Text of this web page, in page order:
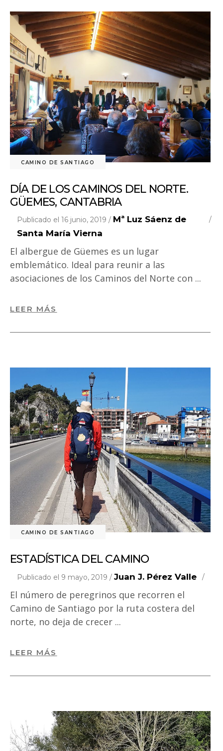
CAMINO DE SANTIAGO
DÍA DE LOS CAMINOS DEL NORTE.
GÜEMES, CANTABRIA
Publicado el 16 junio, 2019 / Mª Luz Sáenz de
Santa María Vierna
El albergue de Güemes es un lugar
emblemático. Ideal para reunir a las
asociaciones de los Caminos del Norte con
LEER MÁS
CAMINO DE SANTIAGO
ESTADÍSTICA DEL CAMINO
Publicado el 9 mayo, 2019 / Juan J. Pérez Valle
El número de peregrinos que recorren el
Camino de Santiago por la ruta costera del
norte, no deja de crecer
LEER MÁS